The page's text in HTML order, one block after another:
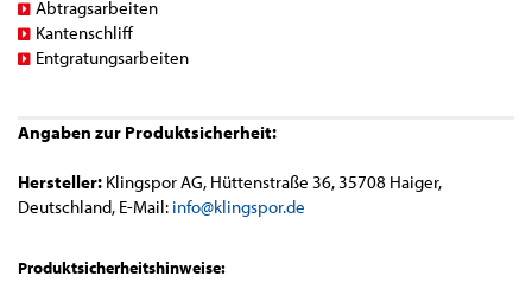
Abtragsarbeiten
Kantenschliff
Entgratungsarbeiten
Angaben zur Produktsicherheit:
Hersteller: Klingspor AG, Hüttenstraße 36, 35708 Haiger,
Deutschland, E-Mail: info@klingspor.de
Produktsicherheitshinweise: